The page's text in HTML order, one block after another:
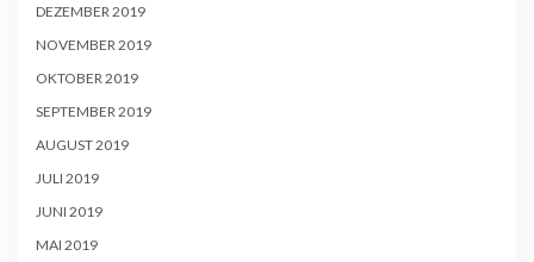
DEZEMBER 2019
NOVEMBER 2019
OKTOBER 2019
SEPTEMBER 2019
AUGUST 2019
JULI 2019
JUNI 2019
MAI 2019